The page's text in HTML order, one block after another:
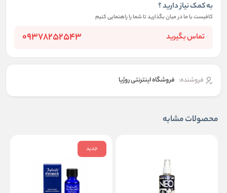
به کمک نیاز دارید ؟
کافیست با ما در میان بگذارید تا شما را راهنمایی کنیم
تماس بگیرید 09378252543
فروشنده: فروشگاه اینترنتی روژیا
محصولات مشابه
جدید